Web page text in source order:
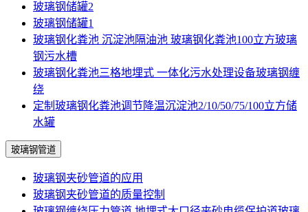
玻璃钢储罐2
玻璃钢储罐1
玻璃钢化粪池 沉淀池隔油池 玻璃钢化粪池100立方玻璃
钢污水槽
玻璃钢化粪池三格地埋式 一体化污水处理设备玻璃钢缠
绕
定制玻璃钢化粪池调节降温沉淀池2/10/50/75/100立方储
水罐
玻璃钢管道
玻璃钢夹砂管道的应用
玻璃钢夹砂管道的质量控制